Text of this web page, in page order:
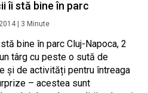
îi stă bine în parc
3 Minute
bine în parc Cluj-Napoca, 2
târg cu peste o sută de
și de activități pentru întreaga
– acestea sunt